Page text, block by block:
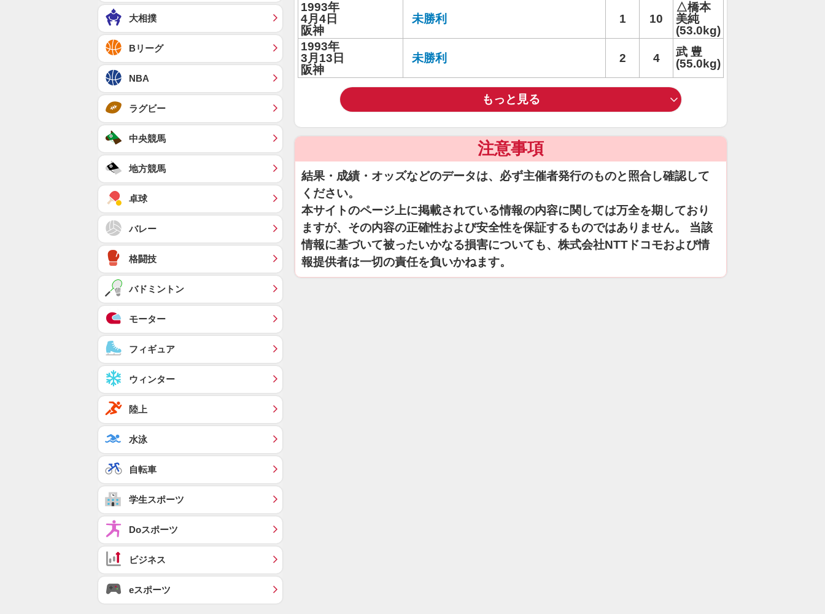
1993年
4月4日
阪神
未勝利 1 10
△橋本
美純
(53.0kg)
1993年
3月13日
阪神
未勝利 2 4
武 豊
(55.0kg)
もっと見る
注意事項
結果・成績・オッズなどのデータは、必ず主催者発行のものと照合し確認して
ください。
本サイトのページ上に掲載されている情報の内容に関しては万全を期しており
ますが、その内容の正確性および安全性を保証するものではありません。 当該
情報に基づいて被ったいかなる損害についても、株式会社NTTドコモおよび情
報提供者は一切の責任を負いかねます。
大相撲
Bリーグ
NBA
ラグビー
中央競馬
地方競馬
卓球
バレー
格闘技
バドミントン
モーター
フィギュア
ウィンター
陸上
水泳
自転車
学生スポーツ
Doスポーツ
ビジネス
eスポーツ